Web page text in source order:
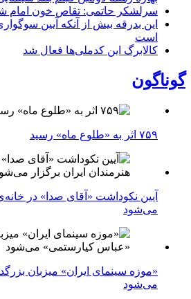
سرلشکر حاتمی: تقاص خون امام
این بدرقه بیش از آنکه آیین
است
کالابرگ این کدملی‌ها فعال شد
گوناگون
۷۵۹ اثر به «طلوع ماه» رسید
آیین نکوداشت «آقای صدا» در
می‌شود
«موزه سینمای ایران» میزبان
می‌شود